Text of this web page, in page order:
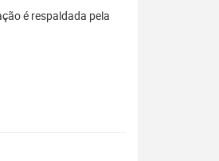
é respaldada pela